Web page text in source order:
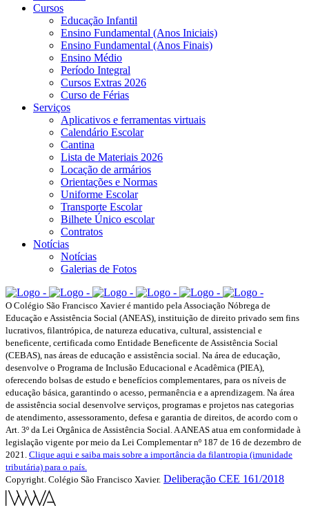
Cursos
Educação Infantil
Ensino Fundamental (Anos Iniciais)
Ensino Fundamental (Anos Finais)
Ensino Médio
Período Integral
Cursos Extras 2026
Curso de Férias
Serviços
Aplicativos e ferramentas virtuais
Calendário Escolar
Cantina
Lista de Materiais 2026
Locação de armários
Orientações e Normas
Uniforme Escolar
Transporte Escolar
Bilhete Único escolar
Contratos
Notícias
Notícias
Galerias de Fotos
O Colégio São Francisco Xavier é mantido pela Associação Nóbrega de
Educação e Assistência Social (ANEAS), instituição de direito privado sem fins
lucrativos, filantrópica, de natureza educativa, cultural, assistencial e
beneficente, certificada como Entidade Beneficente de Assistência Social
(CEBAS), nas áreas de educação e assistência social. Na área de educação,
desenvolve o Programa de Inclusão Educacional e Acadêmica (PIEA),
oferecendo bolsas de estudo e benefícios complementares, para os níveis de
educação básica, garantindo o acesso, permanência e a aprendizagem. Na área
de assistência social desenvolve serviços, programas e projetos nas categorias
de atendimento, assessoramento, defesa e garantia de direitos, de acordo com o
Art. 3º da Lei Orgânica de Assistência Social. A ANEAS atua em conformidade à
legislação vigente por meio da Lei Complementar nº 187 de 16 de dezembro de
2021. Clique aqui e saiba mais sobre a importância da filantropia (imunidade
tributária) para o país.
Copyright. Colégio São Francisco Xavier. Deliberação CEE 161/2018